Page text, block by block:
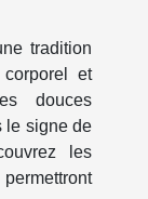
tradition
et
douces
le signe de
les